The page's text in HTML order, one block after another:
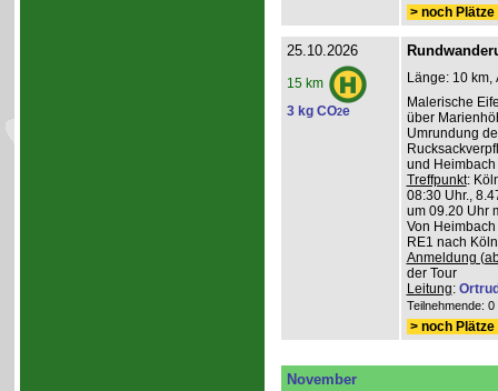
> noch
25.10.2026
15 km
3 kg CO2e
Länge: 10 km,
Malerische
über
Umrundung
und
Treffpunkt:
08:30 Uhr.,
um 09.20 Uhr
Von
RE1 nach
Anmeldung
der Tour
Leitung:
Teilnehmende:
> noch
November